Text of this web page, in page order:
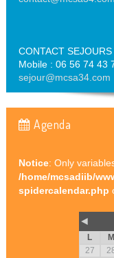
CONTACT SEJOURS
Mobile : 06 56 74 43
sejour@mcsa34.com
Agenda
Notice: Only
/home/mcsadiib/
spidercalendar.php
◄
L M
27